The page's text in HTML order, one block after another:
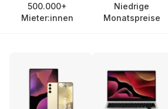
500.000+
Mieter:innen
Niedrige
Monatspreise